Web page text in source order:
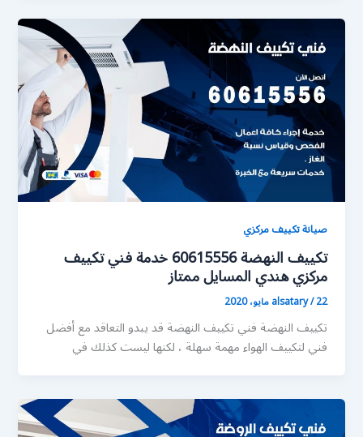
صيانة تكييف مركزي
تكييف النهضة 60615556 خدمة فني تكييف
مركزي هندي المسايل ممتاز
alsatary/22 مايو، 2020
تكييف النهضة فني تكييف النهضة قد يبدو التعاقد مع أفضل
فني لتكييف الهواء مهمة سهلة ، لكنها ليست كذلك في